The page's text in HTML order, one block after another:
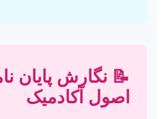
📝 نگارش پایان
اصول آکادمیک